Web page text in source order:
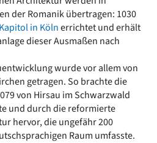
der Romanik übertragen: 1030
in Kölnerrichtet und erhält
dieser Ausmaßen nach
wurde vor allem von
getragen. So brachte die
von Hirsau im Schwarzwald
und durch die reformierte
hervor, die ungefähr 200
Raum umfasste.